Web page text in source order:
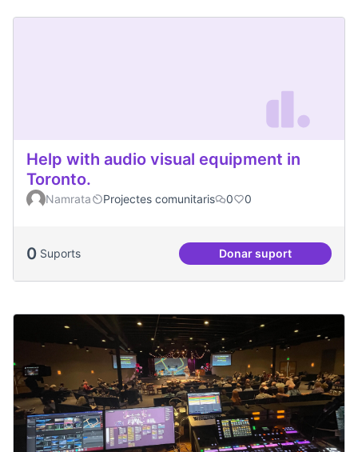
Help with audio visual equipment in
Toronto.
Namrata Projectes comunitaris 0 0
0 Suports Donar suportHelp with audio